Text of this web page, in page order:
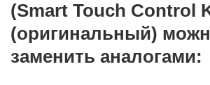
(Smart Touch Control
(оригинальный)
заменить аналогами: